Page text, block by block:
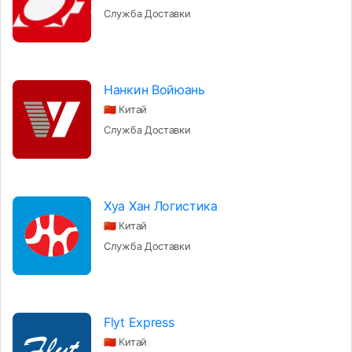
Служба Доставки
Нанкин Войюань
🇨🇳 Китай
Служба Доставки
Хуа Хан Логистика
🇨🇳 Китай
Служба Доставки
Flyt Express
🇨🇳 Китай